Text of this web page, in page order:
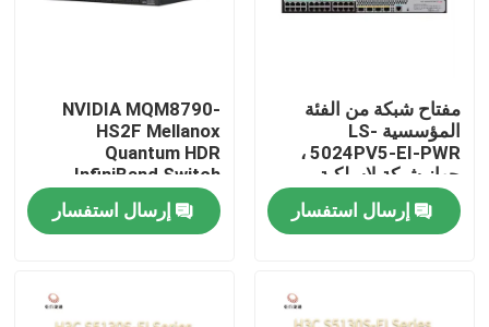
المنتجات
حولنا
مفتاح شبكة من الفئة
المؤسسية LS-
5024PV5-EI-PWR ،
جهاز شبكة لاسلكية ،
مفتاح وصول من الطبقة
الثانية إرسال استفسار
NVIDIA MQM8790-
HS2F Mellanox
Quantum HDR
InfiniBand Switch
200G الإدارة 40G الذكية
إرسال استفسار